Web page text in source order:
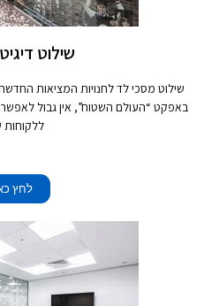
שילוט
שילוט מסכי לד לחנויות המציאות
באפקט “העולם השטוח”, אין גבול
לחץ